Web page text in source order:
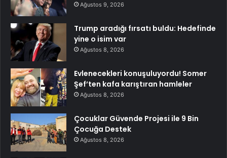
Ağustos 9, 2026
Trump aradığı fırsatı buldu: Hedefinde
yine o isim var
Ağustos 8, 2026
Evlenecekleri konuşuluyordu! Somer
Şef’ten kafa karıştıran hamleler
Ağustos 8, 2026
Çocuklar Güvende Projesi ile 9 Bin
Çocuğa Destek
Ağustos 8, 2026